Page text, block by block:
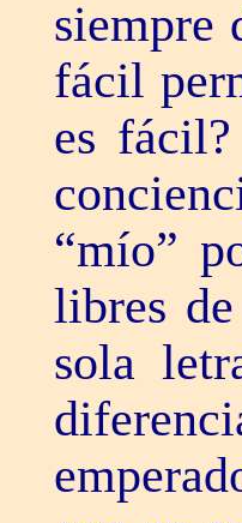
siempre
fácil
es
“mío”
libres
sola